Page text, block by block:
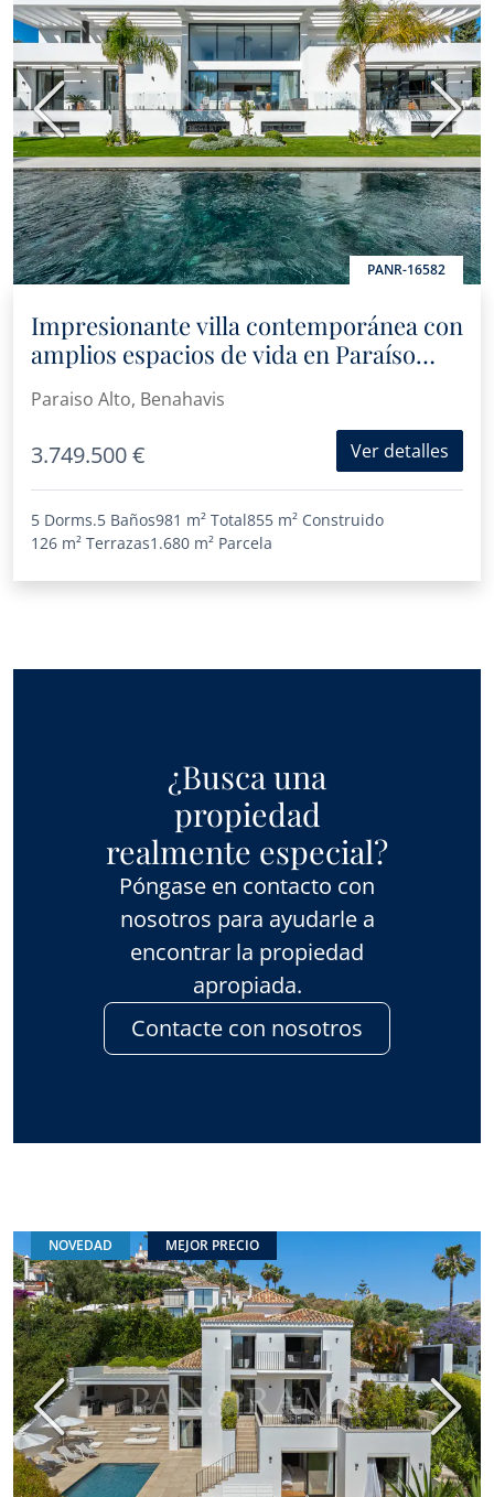
PANR-16582
Anterior
Impresionante villa contemporánea con
amplios espacios de vida en Paraíso
Alto, Benahavís
Paraiso Alto, Benahavis
3.749.500 € Ver detalles
5 Dorms.5 Baños981 m² Total855 m² Construido
126 m² Terrazas1.680 m² Parcela
¿Busca una
propiedad
realmente especial?
Póngase en contacto con
nosotros para ayudarle a
encontrar la propiedad
apropiada.
Contacte con nosotros
NOVEDAD MEJOR PRECIO
Anterior